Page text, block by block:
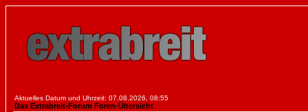
Aktuelles Datum und Uhrzeit: 07.08.2026, 08:55
Das Extrabreit-Forum Foren-Übersicht